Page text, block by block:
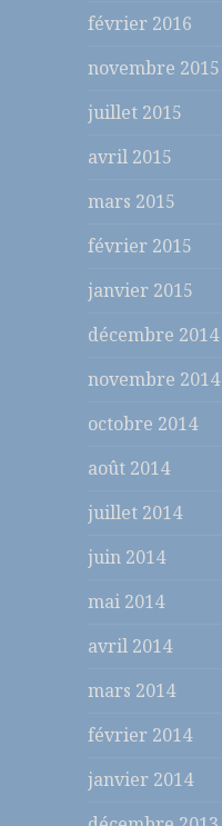
février 2016
novembre 2015
juillet 2015
avril 2015
mars 2015
février 2015
janvier 2015
décembre 2014
novembre 2014
octobre 2014
août 2014
juillet 2014
juin 2014
mai 2014
avril 2014
mars 2014
février 2014
janvier 2014